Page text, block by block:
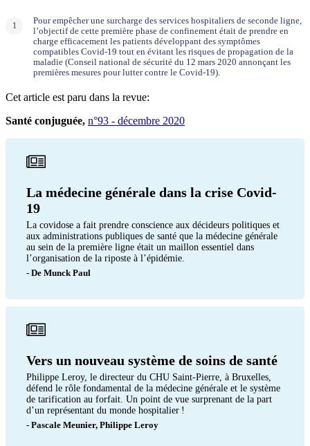
Pour empêcher une surcharge des services hospitaliers de seconde ligne,
l’objectif de cette première phase de confinement était de prendre en
charge efficacement les patients développant des symptômes
compatibles Covid-19 tout en évitant les risques de propagation de la
maladie (Conseil national de sécurité du 12 mars 2020 annonçant les
premières mesures pour lutter contre le Covid-19).
Cet article est paru dans la revue:
Santé conjuguée, n°93 - décembre 2020
La médecine générale dans la crise Covid-
19
La covidose a fait prendre conscience aux décideurs politiques et
aux administrations publiques de santé que la médecine générale
au sein de la première ligne était un maillon essentiel dans
l’organisation de la riposte à l’épidémie.
- De Munck Paul
Vers un nouveau système de soins de santé
Philippe Leroy, le directeur du CHU Saint-Pierre, à Bruxelles,
défend le rôle fondamental de la médecine générale et le système
de tarification au forfait. Un point de vue surprenant de la part
d’un représentant du monde hospitalier !
- Pascale Meunier, Philippe Leroy